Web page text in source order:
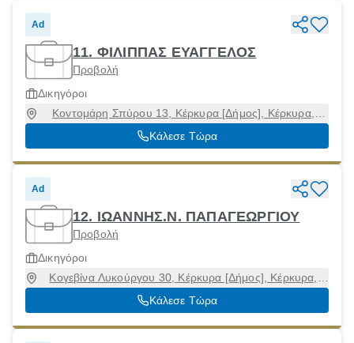
Ad
11. ΦΙΛΙΠΠΑΣ ΕΥΑΓΓΕΛΟΣ
Προβολή
Δικηγόροι
Κοντομάρη Σπύρου 13, Κέρκυρα [Δήμος], Κέρκυρα,
49100
Κάλεσε Τώρα
Ad
12. ΙΩΑΝΝΗΣ.Ν. ΠΑΠΑΓΕΩΡΓΙΟΥ
Προβολή
Δικηγόροι
Κογεβίνα Λυκούργου 30, Κέρκυρα [Δήμος], Κέρκυρα,
49100
Κάλεσε Τώρα